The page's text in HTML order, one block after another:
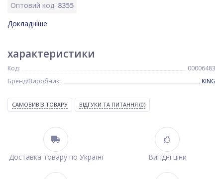
Оптовий код: 8355
Докладніше
характеристики
Код:
00006483
Бренд/Виробник:
KING
САМОВИВІЗ ТОВАРУ ВІДГУКИ ТА ПИТАННЯ (0)
Доставка товару по Україні Вигідні ціни